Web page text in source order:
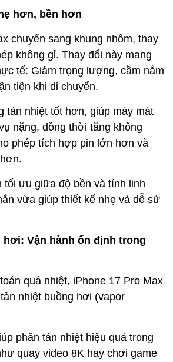
hơn, bền hơn
chuyển sang khung nhôm, thay
không gỉ. Thay đổi này mang
tế: Giảm trọng lượng, cầm nắm
tiện khi di chuyển.
tản nhiệt tốt hơn, giúp máy mát
nặng, đồng thời tăng không
phép tích hợp pin lớn hơn và
tối ưu giữa độ bền và tính linh
vừa giúp thiết kế nhẹ và dễ sử
hơi: Vận hành ổn định trong
quá nhiệt, iPhone 17 Pro Max
nhiệt buồng hơi (vapor
phân tán nhiệt hiệu quả trong
quay video 8K hay chơi game